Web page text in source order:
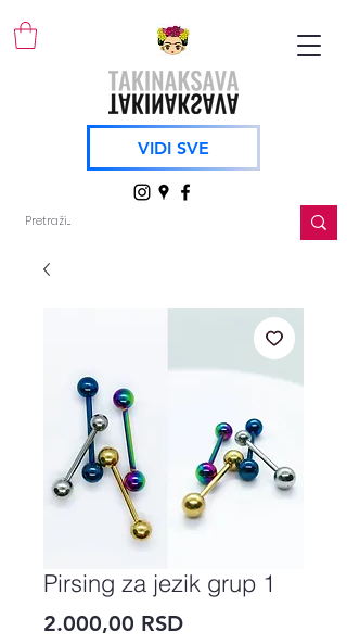
VIDI SVE
Pirsing za jezik grup 1
2.000,00 RSDPrice